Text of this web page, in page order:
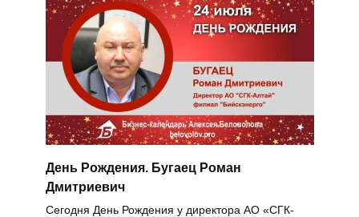
День Рождения. Бугаец Роман
Дмитриевич
Сегодня День Рождения у директора АО «СГК-